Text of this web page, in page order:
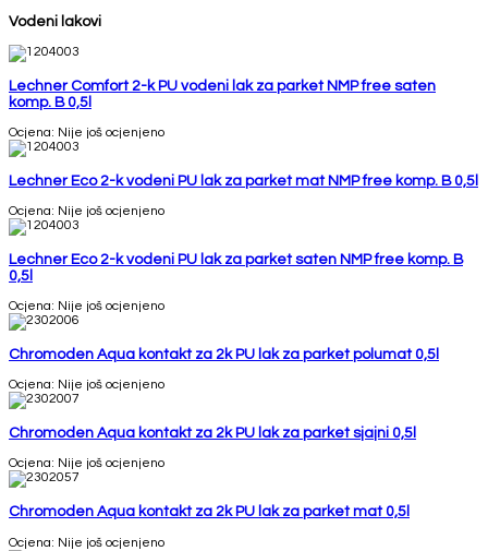
Vodeni lakovi
Lechner Comfort 2-k PU vodeni lak za parket NMP free saten
komp. B 0,5l
Ocjena: Nije još ocjenjeno
Lechner Eco 2-k vodeni PU lak za parket mat NMP free komp. B 0,5l
Ocjena: Nije još ocjenjeno
Lechner Eco 2-k vodeni PU lak za parket saten NMP free komp. B
0,5l
Ocjena: Nije još ocjenjeno
Chromoden Aqua kontakt za 2k PU lak za parket polumat 0,5l
Ocjena: Nije još ocjenjeno
Chromoden Aqua kontakt za 2k PU lak za parket sjajni 0,5l
Ocjena: Nije još ocjenjeno
Chromoden Aqua kontakt za 2k PU lak za parket mat 0,5l
Ocjena: Nije još ocjenjeno